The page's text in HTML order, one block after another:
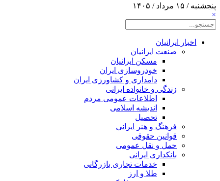
پنجشنبه / ۱۵ مرداد / ۱۴۰۵
×
اخبار ایرانیان
صنعت ایرانیان
مسکن ایرانیان
خودروسازی ایران
دامداری و کشاورزی ایران
زندگی و خانواده ایرانی
اطلاعات عمومی مردم
اندیشه اسلامی
تحصیل
فرهنگ و هنر ایرانی
قوانین حقوقی
حمل و نقل عمومی
بانکداری ایرانی
خدمات تجاری بازرگانی
طلا و ارز